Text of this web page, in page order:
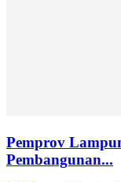
Pemprov
Pembangunan...